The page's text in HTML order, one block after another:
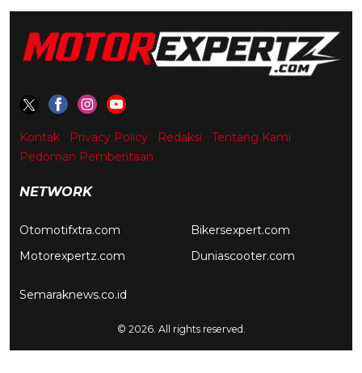
Kontak Privacy Policy Redaksi
Tentang Kami
Pedoman Pemberitaan
NETWORK
Otomotifxtra.com
Motorexpertz.com
Bikersexpert.com
Duniascooter.com
Semaraknews.co.id
© 2026. All rights reserved.